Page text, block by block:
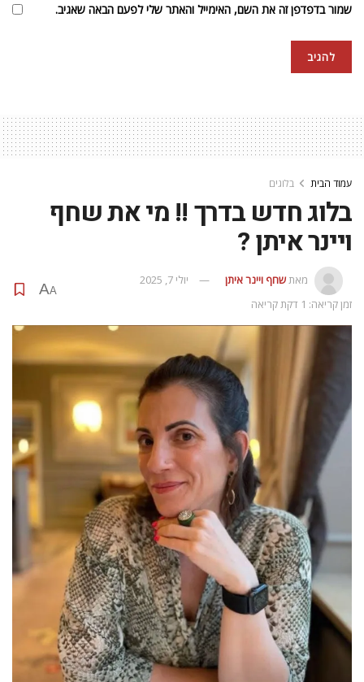
שמור בדפדפן זה את השם, האימייל והאתר שלי לפעם הבאה שאגיב.
עמוד הבית בלוגים
בלוג חדש בדרך !! מי את שחף
ויינר איתן ?
מאתשחף ויינר איתן
יולי 7, 2025
זמן קריאה: 1 דקת קריאה
A
A